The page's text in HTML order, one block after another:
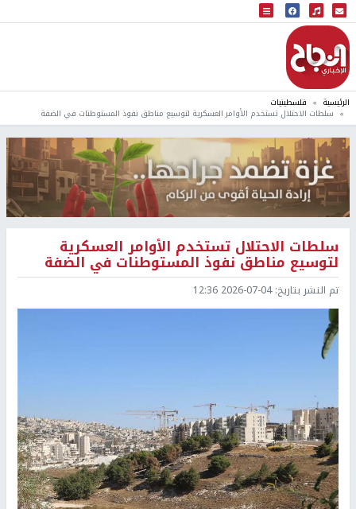
البث المباشر
إذاعة النجاح
الرئيسية فلسطينيات
سلطات الاحتلال تستخدم الأوامر العسكرية لتوسيع مناطق نفوذ المستوطنات في الضفة
سلطات الاحتلال تستخدم الأوامر العسكرية
لتوسيع مناطق نفوذ المستوطنات في الضفة
تم النشر بتاريخ:2026-07-04 12:36